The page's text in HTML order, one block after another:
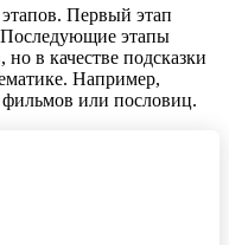
Первый этап
этапы
в качестве подсказки
Например,
фильмов или пословиц.